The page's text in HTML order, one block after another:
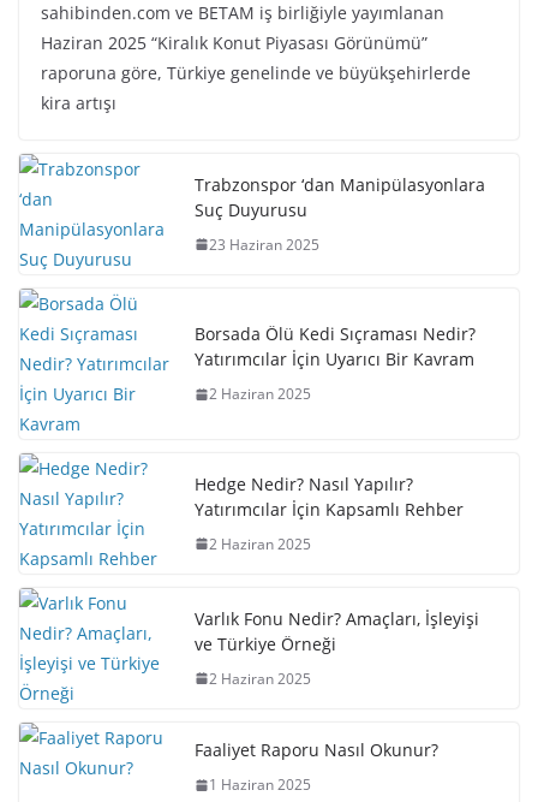
sahibinden.com ve BETAM iş birliğiyle yayımlanan
Haziran 2025 “Kiralık Konut Piyasası Görünümü”
raporuna göre, Türkiye genelinde ve büyükşehirlerde
kira artışı
Trabzonspor ‘dan Manipülasyonlara
Suç Duyurusu
23 Haziran 2025
Borsada Ölü Kedi Sıçraması Nedir?
Yatırımcılar İçin Uyarıcı Bir Kavram
2 Haziran 2025
Hedge Nedir? Nasıl Yapılır?
Yatırımcılar İçin Kapsamlı Rehber
2 Haziran 2025
Varlık Fonu Nedir? Amaçları, İşleyişi
ve Türkiye Örneği
2 Haziran 2025
Faaliyet Raporu Nasıl Okunur?
1 Haziran 2025